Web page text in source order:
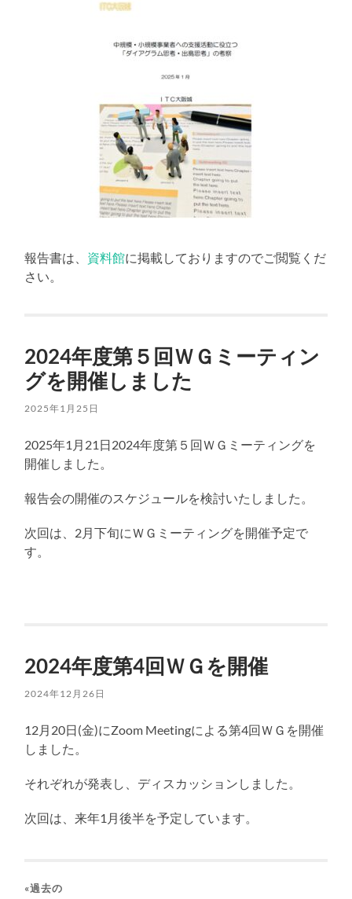
報告書は、 資料館に掲載しておりますのでご閲覧くだ
さい。
2024年度第５回ＷＧミーティン
グを開催しました
2025年1月25日
2025年1月21日2024年度第５回ＷＧミーティングを
開催しました。
報告会の開催のスケジュールを検討いたしました。
次回は、2月下旬にＷＧミーティングを開催予定で
す。
2024年度第4回ＷＧを開催
2024年12月26日
12月20日(金)にZoom Meetingによる第4回ＷＧを開催
しました。
それぞれが発表し、ディスカッションしました。
次回は、来年1月後半を予定しています。
«過去の